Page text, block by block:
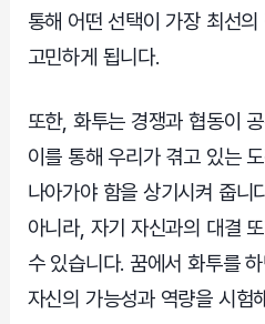
통해 어떤 선택이 가장 최선
고민하게 됩니다.
또한, 화투는 경쟁과 협동이
이를 통해 우리가 겪고 있는
나아가야 함을 상기시켜 줍니
아니라, 자기 자신과의 대결
수 있습니다. 꿈에서 화투를
자신의 가능성과 역량을 시험